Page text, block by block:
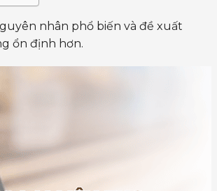
nhân phổ biến và đề xuất
ổn định hơn.